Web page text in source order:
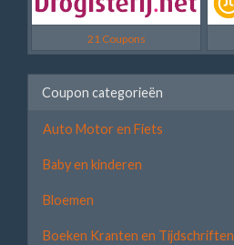
21 Coupons
Coupon categorieën
Auto Motor en Fiets
Baby en kinderen
Bloemen
Boeken Kranten en Tijdschriften